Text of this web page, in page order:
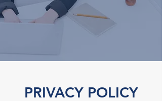
PRIVACY POLICY